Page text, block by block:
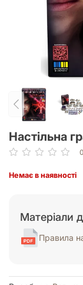
Настільна
Немає в наявності
Матеріали
Правила